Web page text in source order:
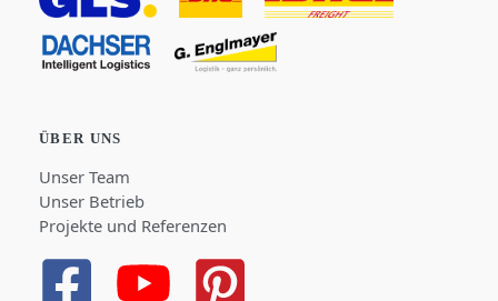
ÜBER UNS
Unser Team
Unser Betrieb
Projekte und Referenzen